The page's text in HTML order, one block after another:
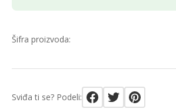
Šifra proizvoda:
Sviđa ti se? Podeli: